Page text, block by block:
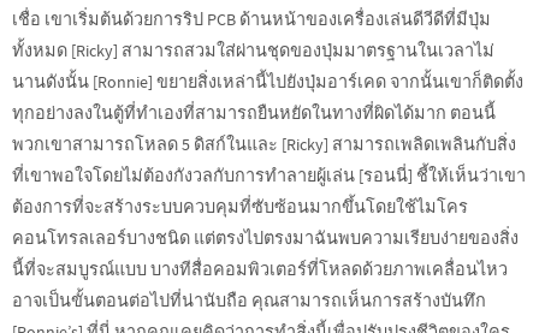
เชื่อ เขาเริ่มต้นด้วยการริป PCB ด้านหน้าของเครื่องเล่นดีวีดีที่มีปุ่ม
ทั้งหมด [Ricky] สามารถสวมใส่ผ่านชุดของปุ่มมาตรฐานในเวลาไม่
นานดังนั้น [Ronnie] ขยายสิ่งเหล่านี้ไปยังปุ่มอาร์เคด จากนั้นเขาก็ติดตั้ง
ทุกอย่างลงในตู้ที่ทำเองที่สามารถยืนหยัดในทางที่ผิดได้มาก ตอนนี้
พวกเขาสามารถโหลด 5 ดิสก์ในและ [Ricky] สามารถเพลิดเพลินกับสิ่ง
ที่เขาพอใจโดยไม่ต้องกังวลกับการทำลายผู้เล่น [รอนนี่] ชี้ให้เห็นว่าเขา
ต้องการที่จะสร้างระบบควบคุมที่ซับซ้อนมากขึ้นโดยใช้ไมโคร
คอนโทรลเลอร์บางชนิด แต่ตรงไปตรงมาฉันพบความเรียบง่ายของสิ่ง
นี้ที่จะสมบูรณ์แบบ บางทีสื่อคอมพิวเตอร์ที่โหลดด้วยภาพเคลื่อนไหว
อาจเป็นขั้นตอนต่อไปที่น่านับถือ คุณสามารถเห็นการสร้างบันทึก